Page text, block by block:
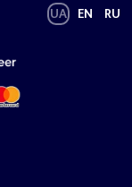
EN
RU
UA